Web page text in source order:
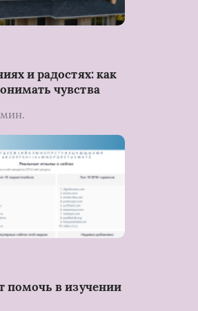
и радостях: как
чувства
помочь в изучении